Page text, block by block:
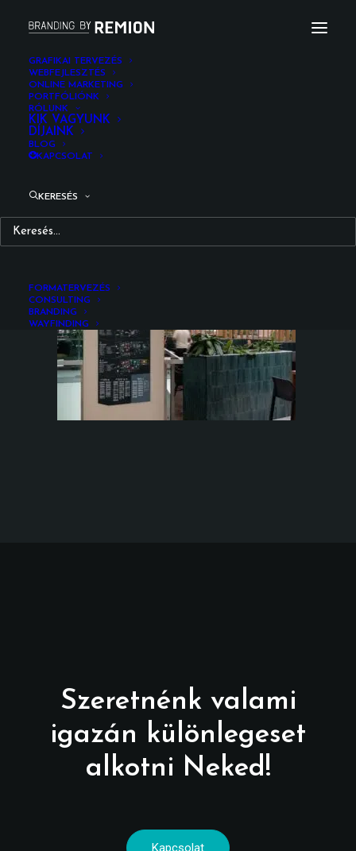
GRAFIKAI TERVEZÉS
WEBFEJLESZTÉS
ONLINE MARKETING
PORTFÓLIÓNK
RÓLUNK
KIK VAGYUNK
DÍJAINK
BLOG
KAPCSOLAT
KERESÉS
FORMATERVEZÉS
CONSULTING
BRANDING
WAYFINDING
KÖKI Bavásárlóközpont wayfinding tervezés
Szeretnénk valami
igazán különlegeset
alkotni Neked!
Kapcsolat